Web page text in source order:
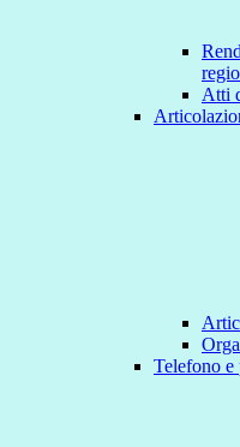
Atti
Telefono e